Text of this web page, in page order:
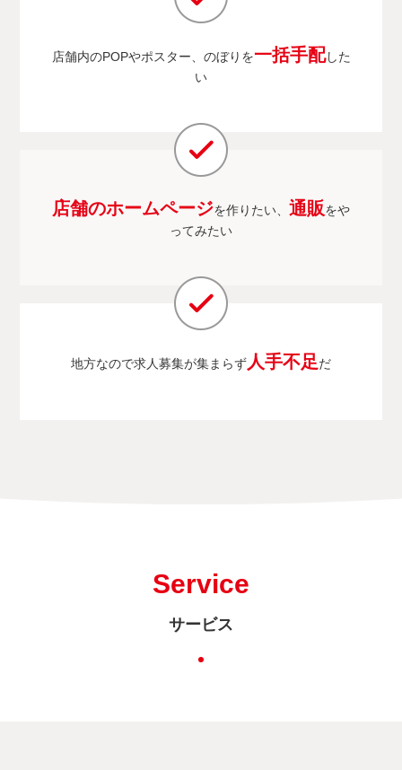
店舗内のPOPやポスター、のぼりを一括手配した
い
店舗のホームページを作りたい、 通販をや
ってみたい
地方なので求人募集が集まらず人手不足だ
Service
サービス